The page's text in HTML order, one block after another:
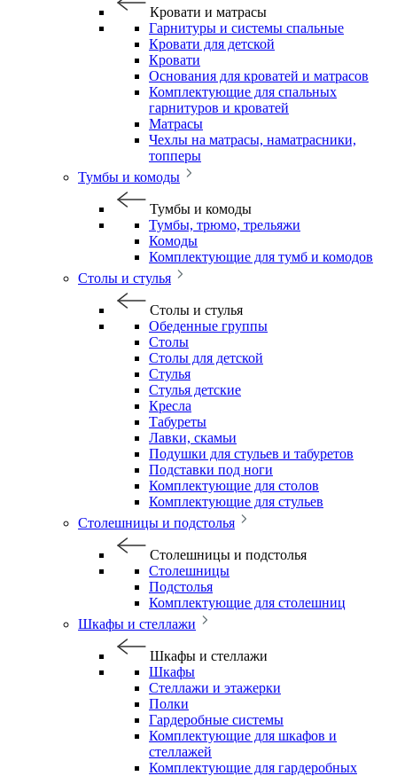
Кровати и матрасы
Гарнитуры и системы спальные
Кровати для детской
Кровати
Основания для кроватей и матрасов
Комплектующие для спальных
гарнитуров и кроватей
Матрасы
Чехлы на матрасы, наматрасники,
топперы
Тумбы и комоды
Тумбы и комоды
Тумбы, трюмо, трельяжи
Комоды
Комплектующие для тумб и комодов
Столы и стулья
Столы и стулья
Обеденные группы
Столы
Столы для детской
Стулья
Стулья детские
Кресла
Табуреты
Лавки, скамьи
Подушки для стульев и табуретов
Подставки под ноги
Комплектующие для столов
Комплектующие для стульев
Столешницы и подстолья
Столешницы и подстолья
Столешницы
Подстолья
Комплектующие для столешниц
Шкафы и стеллажи
Шкафы и стеллажи
Шкафы
Стеллажи и этажерки
Полки
Гардеробные системы
Комплектующие для шкафов и
стеллажей
Комплектующие для гардеробных